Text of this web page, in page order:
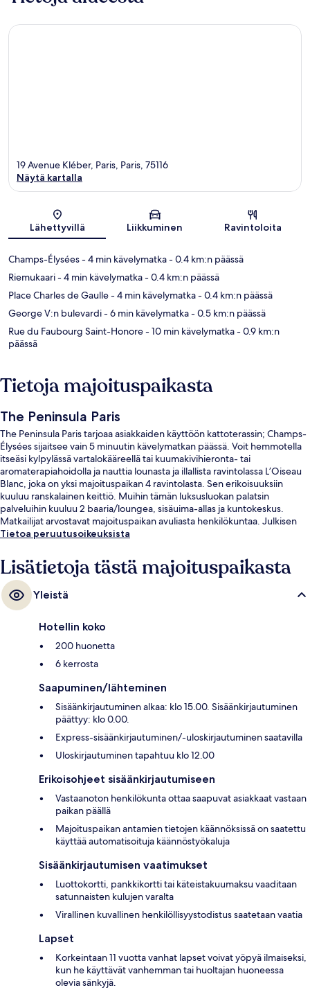
Kartta
19 Avenue Kléber, Paris, Paris, 75116
Näytä kartalla
Lähettyvillä Liikkuminen Ravintoloita
Champs-Élysées- 4 min kävelymatka- 0.4 km:n päässä
Riemukaari- 4 min kävelymatka- 0.4 km:n päässä
Place Charles de Gaulle- 4 min kävelymatka- 0.4 km:n päässä
George V:n bulevardi- 6 min kävelymatka- 0.5 km:n päässä
Rue du Faubourg Saint-Honore- 10 min kävelymatka- 0.9 km:n
päässä
Tietoja majoituspaikasta
The Peninsula Paris
The Peninsula Paris tarjoaa asiakkaiden käyttöön kattoterassin; Champs-
Élysées sijaitsee vain 5 minuutin kävelymatkan päässä. Voit hemmotella
itseäsi kylpylässä vartalokääreellä tai kuumakivihieronta- tai
aromaterapiahoidolla ja nauttia lounasta ja illallista ravintolassa L’Oiseau
Blanc, joka on yksi majoituspaikan 4 ravintolasta. Sen erikoisuuksiin
kuuluu ranskalainen keittiö. Muihin tämän luksusluokan palatsin
palveluihin kuuluu 2 baaria/loungea, sisäuima-allas ja kuntokeskus.
Matkailijat arvostavat majoituspaikan avuliasta henkilökuntaa. Julkisen
liikenteen yhteydet sijaitsevat vain lyhyen kävelymatkan päässä:
asema 7 minuutin kävelymatkan päässä.
Tietoa peruutusoikeuksista
Lisätietoja tästä majoituspaikasta
Yleistä
Hotellin koko
200 huonetta
6 kerrosta
Saapuminen/lähteminen
Sisäänkirjautuminen alkaa: klo 15.00. Sisäänkirjautuminen
päättyy: klo 0.00.
Express-sisäänkirjautuminen/-uloskirjautuminen saatavilla
Uloskirjautuminen tapahtuu klo 12.00
Erikoisohjeet sisäänkirjautumiseen
Vastaanoton henkilökunta ottaa saapuvat asiakkaat vastaan
paikan päällä
Majoituspaikan antamien tietojen käännöksissä on saatettu
käyttää automatisoituja käännöstyökaluja
Sisäänkirjautumisen vaatimukset
Luottokortti, pankkikortti tai käteistakuumaksu vaaditaan
satunnaisten kulujen varalta
Virallinen kuvallinen henkilöllisyystodistus saatetaan vaatia
Lapset
Korkeintaan 11 vuotta vanhat lapset voivat yöpyä ilmaiseksi,
kun he käyttävät vanhemman tai huoltajan huoneessa
olevia sänkyjä.